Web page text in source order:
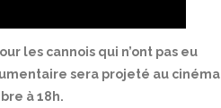
les cannois qui n’ont pas eu
sera projeté au cinéma
à 18h.